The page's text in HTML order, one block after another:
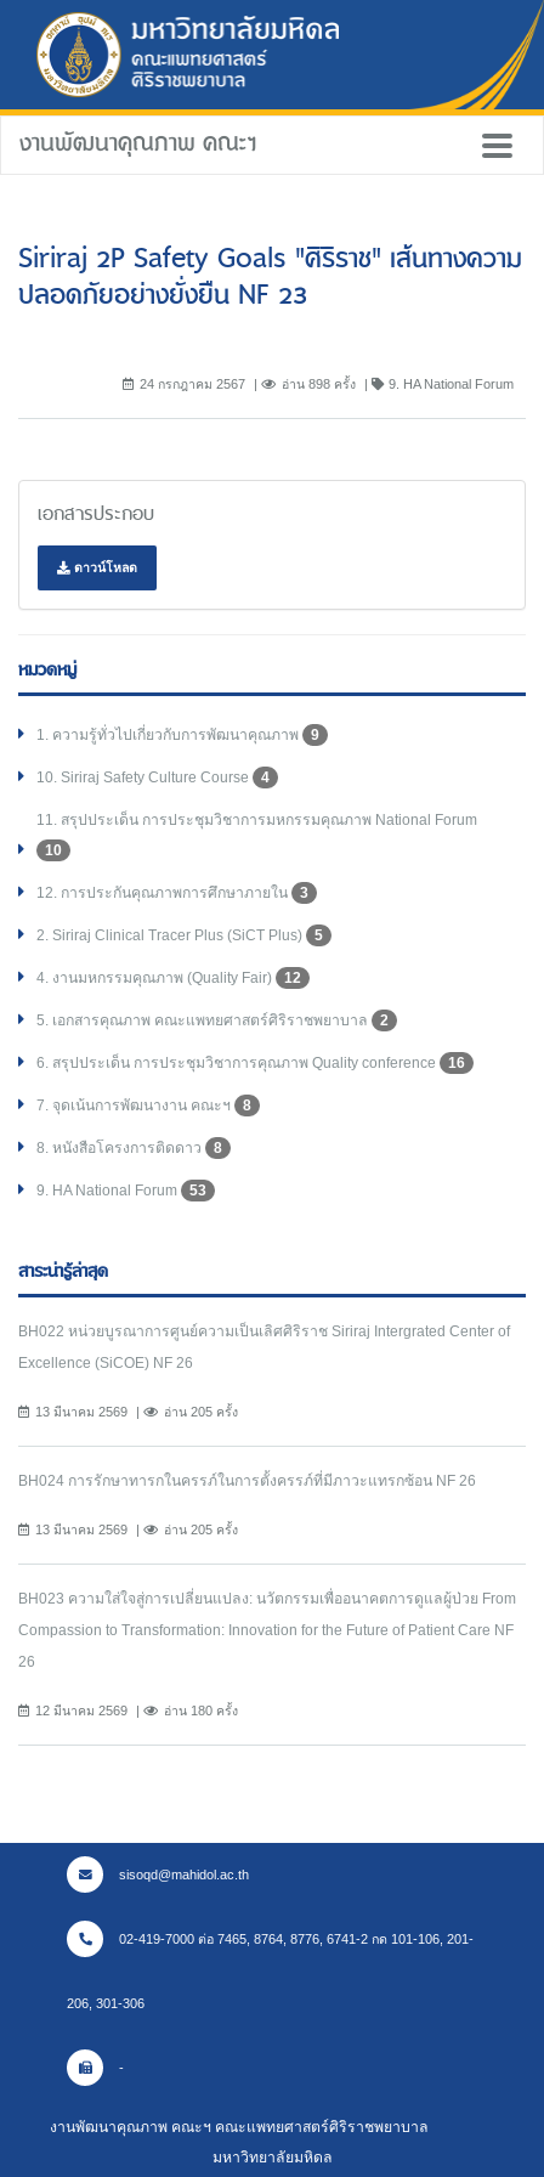
งานพัฒนาคุณภาพ คณะฯ
Siriraj 2P Safety Goals "ศิริราช" เส้นทางความ
ปลอดภัยอย่างยั่งยืน NF 23
24 กรกฎาคม 2567 อ่าน 898 ครั้ง 9. HA National Forum
เอกสารประกอบ
ดาวน์โหลด
หมวดหมู่
1. ความรู้ทั่วไปเกี่ยวกับการพัฒนาคุณภาพ 9
10. Siriraj Safety Culture Course 4
11. สรุปประเด็น การประชุมวิชาการมหกรรมคุณภาพ National Forum
10
12. การประกันคุณภาพการศึกษาภายใน 3
2. Siriraj Clinical Tracer Plus (SiCT Plus) 5
4. งานมหกรรมคุณภาพ (Quality Fair) 12
5. เอกสารคุณภาพ คณะแพทยศาสตร์ศิริราชพยาบาล 2
6. สรุปประเด็น การประชุมวิชาการคุณภาพ Quality conference 16
7. จุดเน้นการพัฒนางาน คณะฯ 8
8. หนังสือโครงการติดดาว 8
9. HA National Forum 53
สาระน่ารู้ล่าสุด
BH022 หน่วยบูรณาการศูนย์ความเป็นเลิศศิริราช Siriraj Intergrated Center of
Excellence (SiCOE) NF 26
13 มีนาคม 2569 อ่าน 205 ครั้ง
BH024 การรักษาทารกในครรภ์ในการตั้งครรภ์ที่มีภาวะแทรกซ้อน NF 26
13 มีนาคม 2569 อ่าน 205 ครั้ง
BH023 ความใส่ใจสู่การเปลี่ยนแปลง: นวัตกรรมเพื่ออนาคตการดูแลผู้ป่วย From
Compassion to Transformation: Innovation for the Future of Patient Care NF
26
12 มีนาคม 2569 อ่าน 180 ครั้ง
sisoqd@mahidol.ac.th
02-419-7000 ต่อ 7465, 8764, 8776, 6741-2 กด 101-106, 201-
206, 301-306
-
งานพัฒนาคุณภาพ คณะฯ คณะแพทยศาสตร์ศิริราชพยาบาล
มหาวิทยาลัยมหิดล